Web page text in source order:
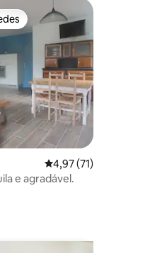
avaliações
dos hóspedes
4,97 de uma
4,97 (71)
tranquila e agradável.